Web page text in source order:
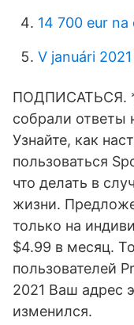
14 700 eur na
V januári
ПОДПИСАТЬСЯ.
собрали ответы
Узнайте, как
пользоваться
что делать в
жизни.
только на
$4.99 в месяц.
пользователей
2021 Ваш адрес
изменился.